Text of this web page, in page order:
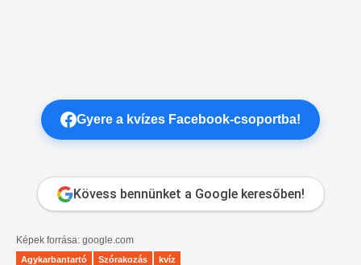
Gyere a kvízes Facebook-csoportba!
Kövess bennünket a Google keresőben!
Képek forrása: google.com
Agykarbantartó Szórakozás kvíz